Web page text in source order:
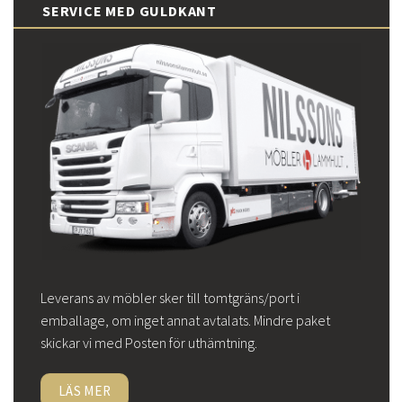
SERVICE MED GULDKANT
Leverans av möbler sker till tomtgräns/port i
emballage, om inget annat avtalats. Mindre paket
skickar vi med Posten för uthämtning.
LÄS MER